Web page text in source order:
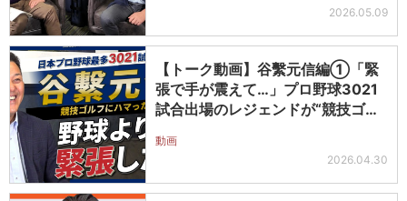
2026.05.09
【トーク動画】谷繫元信編①「緊
張で手が震えて…」プロ野球3021
試合出場のレジェンドが“競技ゴル
動画
2026.04.30